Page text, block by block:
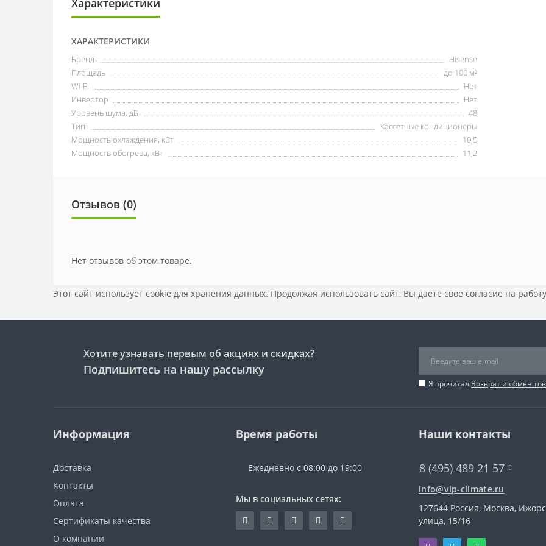
ХАРАКТЕРИСТИКИ
Бренд
Hisense
Площадь
до 100 м²
Wi-Fi
Нет
Инвертор
Нет
Уровень шума, дБ
48
Тип
Кассетные кондиционеры
Мощность охлаждения, кВт
10,5
Мощность обогрева, кВт
11,2
Отзывов (0)
Нет отзывов об этом товаре.
Этот сайт использует cookie для хранения данных. Продолжая использовать сайт, Вы даете свое согласие на
Хотите узнавать первым об акциях и скидках?
Подпишитесь на нашу рассылку
Я прочитал Возврат и обмен
Информация
Доставка
Контакты
Оплата
Сертификаты качества
О компании
Время работы
Ежедневно с 08:00 до 19:00
Мы в социальных сетях:
Наши контакты
8 (495) 489 21 57
info@vip-climate.ru
127644 Россия, Москва,
улица, 15/16